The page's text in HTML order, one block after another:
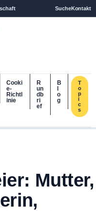
SucheKontakt
Cooki
e-
Richtl
inie
R
un
db
ri
ef
B
o
g
T
o
p
i
c
s